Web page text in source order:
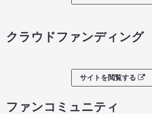
クラウドファンディング
サイトを閲覧する
ファンコミュニティ